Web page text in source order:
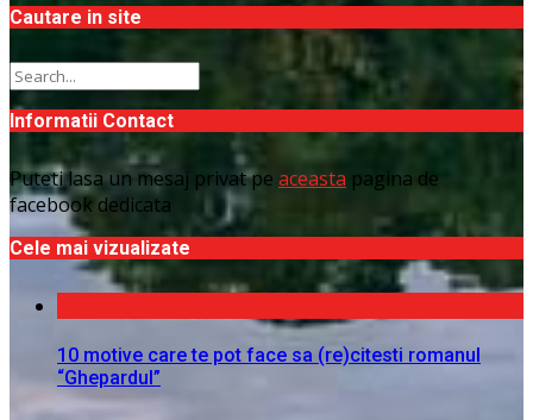
Cautare in site
Informatii Contact
Puteti lasa un mesaj privat pe aceasta pagina de
facebook dedicata
Cele mai vizualizate
10 motive care te pot face sa (re)citesti romanul
“Ghepardul”